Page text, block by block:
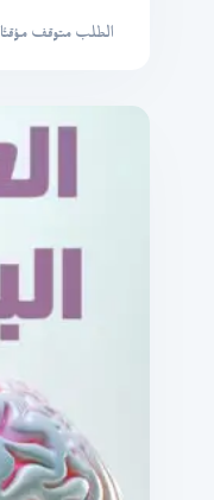
الطلب متوقف مؤقتًا